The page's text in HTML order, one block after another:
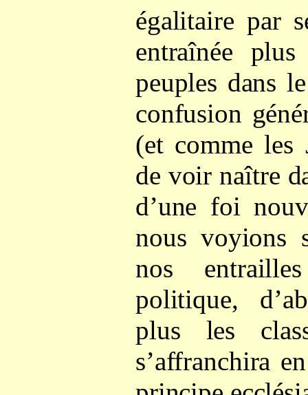
égalitaire par
entraînée
peuples dans
confusion
(et comme les
de voir naître
d’une foi
nous voyions
nos
politique,
plus les
s’affranchira